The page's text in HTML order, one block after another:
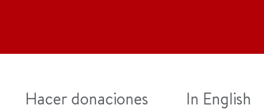
Hacer donaciones In English